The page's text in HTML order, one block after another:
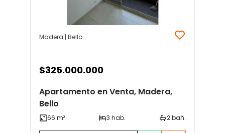
Madera | Bello
$325.000.000
Apartamento en Venta, Madera,
Bello